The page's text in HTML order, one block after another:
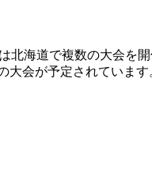
北海道で複数の大会を
大会が予定されています